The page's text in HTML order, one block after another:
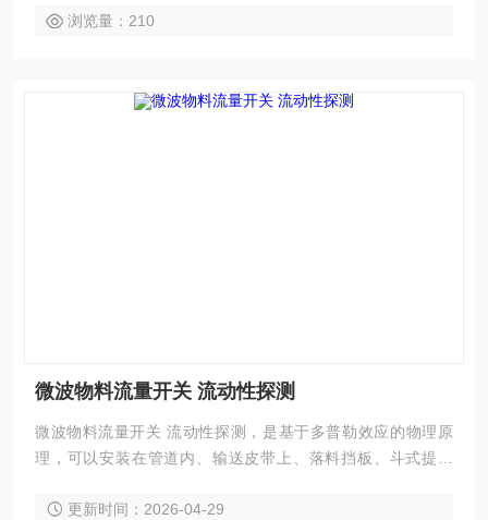
浏览量：210
微波物料流量开关 流动性探测
微波物料流量开关 流动性探测，是基于多普勒效应的物理原
理，可以安装在管道内、输送皮带上、落料挡板、斗式提升
无料流的探测。该设备可以提前发现粉料、碎屑、小球状、颗
更新时间：2026-04-29